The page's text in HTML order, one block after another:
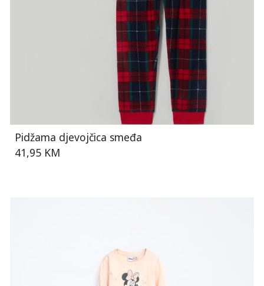
Pidžama djevojčica smeđa
41,95 KM